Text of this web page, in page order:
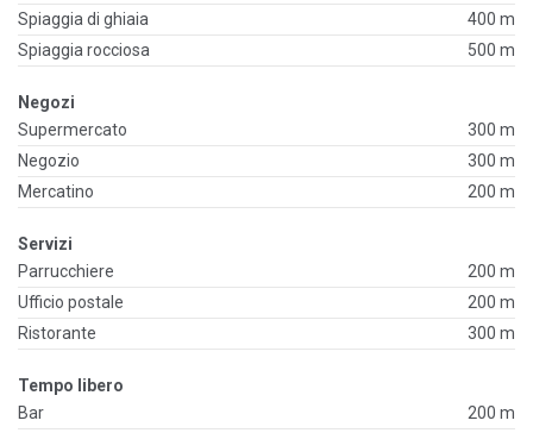
Spiaggia di ghiaia
400 m
Spiaggia rocciosa
500 m
Negozi
Supermercato
300 m
Negozio
300 m
Mercatino
200 m
Servizi
Parrucchiere
200 m
Ufficio postale
200 m
Ristorante
300 m
Tempo libero
Bar
200 m